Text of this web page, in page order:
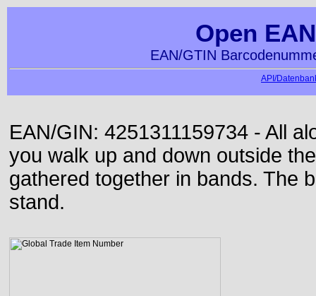
Open
EAN/GTIN
API/
EAN/GIN: 4251311159734 - All
you walk up and down outside
gathered together in bands. The
stand.